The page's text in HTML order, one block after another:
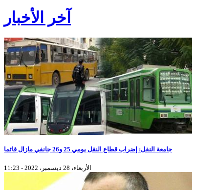
آخر الأخبار
جامعة النقل: إضراب قطاع النقل يومي 25 و26 جانفي مازال قائما
الأربعاء، 28 ديسمبر، 2022 - 11:23